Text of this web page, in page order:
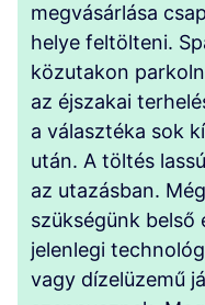
megvásárlása
helye feltölteni.
közutakon
az éjszakai
a választéka sok
után. A töltés
az utazásban.
szükségünk belső
jelenlegi
vagy dízelüzemű